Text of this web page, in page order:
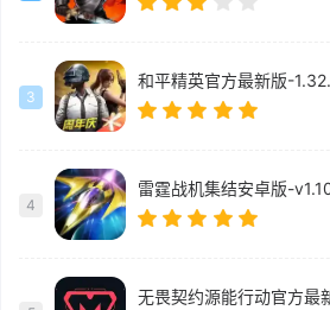
3
和平精英官方最新版-
4
雷霆战机集结安卓版-
无畏契约源能行动官方最